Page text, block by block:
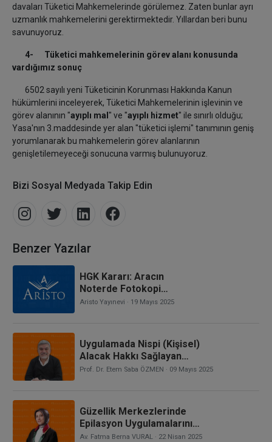
davaları Tüketici Mahkemelerinde görülemez. Zaten bunlar ayrı
uzmanlık mahkemelerini gerektirmektedir. Yıllardan beri bunu
savunuyoruz.
4- Tüketici mahkemelerinin görev alanı konusunda
vardığımız sonuç
6502 sayılı yeni Tüketicinin Korunması Hakkında Kanun
hükümlerini inceleyerek, Tüketici Mahkemelerinin işlevinin ve
görev alanının "ayıplı mal " ve "ayıplı hizmet" ile sınırlı olduğu;
Yasa'nın 3.maddesinde yer alan "tüketici işlemi" tanımının geniş
yorumlanarak bu mahkemelerin görev alanlarının
genişletilemeyeceği sonucuna varmış bulunuyoruz.
Bizi Sosyal Medyada Takip Edin
Benzer Yazılar
HGK Kararı: Aracın
Noterde Fotokopi
Vekaletname İle Satılması,
Satım Bedelinin Ödendiği
Çekin Karşılıksız Çıkması,
Zararla Noterin Kusuru
Arasında İlliyet Bağı
Aristo Yayınevi · 19 Mayıs 2025
Uygulamada Nispi (Kişisel)
Alacak Hakkı Sağlayan
Sistemler: Devre Tatil
Prof. Dr. Etem Saba ÖZMEN · 09 Mayıs 2025
Güzellik Merkezlerinde
Epilasyon Uygulamalarının
Yasal Çerçevesi ve
Av. Fatma Berna VURAL· 22 Nisan 2025